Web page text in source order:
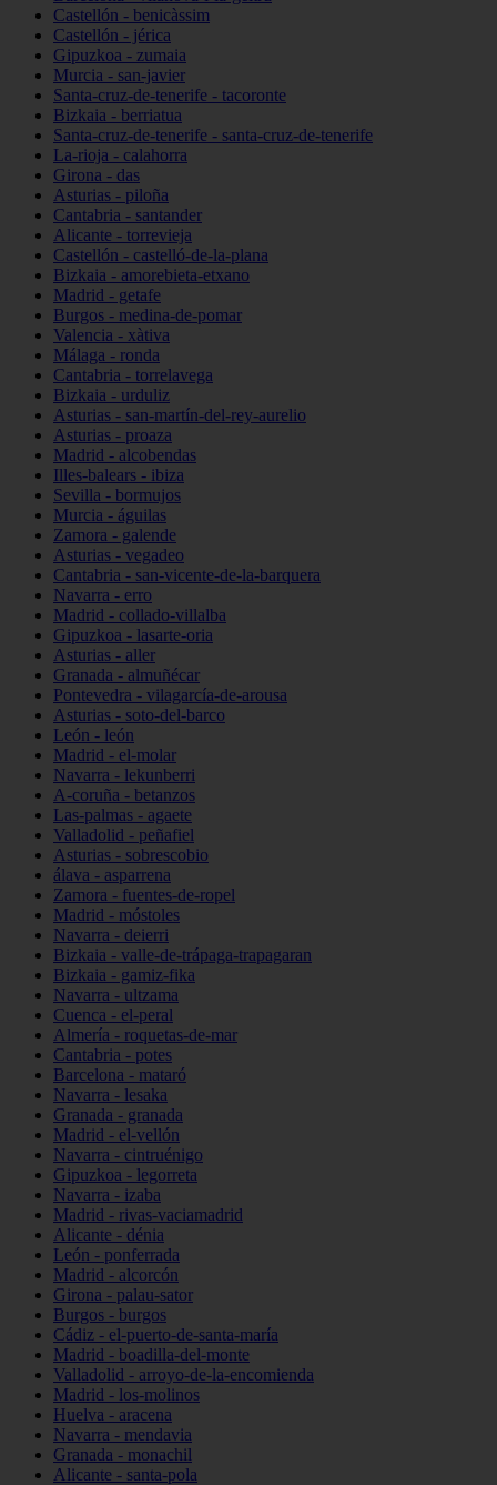
Castellón - benicàssim
Castellón - jérica
Gipuzkoa - zumaia
Murcia - san-javier
Santa-cruz-de-tenerife - tacoronte
Bizkaia - berriatua
Santa-cruz-de-tenerife - santa-cruz-de-tenerife
La-rioja - calahorra
Girona - das
Asturias - piloña
Cantabria - santander
Alicante - torrevieja
Castellón - castelló-de-la-plana
Bizkaia - amorebieta-etxano
Madrid - getafe
Burgos - medina-de-pomar
Valencia - xàtiva
Málaga - ronda
Cantabria - torrelavega
Bizkaia - urduliz
Asturias - san-martín-del-rey-aurelio
Asturias - proaza
Madrid - alcobendas
Illes-balears - ibiza
Sevilla - bormujos
Murcia - águilas
Zamora - galende
Asturias - vegadeo
Cantabria - san-vicente-de-la-barquera
Navarra - erro
Madrid - collado-villalba
Gipuzkoa - lasarte-oria
Asturias - aller
Granada - almuñécar
Pontevedra - vilagarcía-de-arousa
Asturias - soto-del-barco
León - león
Madrid - el-molar
Navarra - lekunberri
A-coruña - betanzos
Las-palmas - agaete
Valladolid - peñafiel
Asturias - sobrescobio
álava - asparrena
Zamora - fuentes-de-ropel
Madrid - móstoles
Navarra - deierri
Bizkaia - valle-de-trápaga-trapagaran
Bizkaia - gamiz-fika
Navarra - ultzama
Cuenca - el-peral
Almería - roquetas-de-mar
Cantabria - potes
Barcelona - mataró
Navarra - lesaka
Granada - granada
Madrid - el-vellón
Navarra - cintruénigo
Gipuzkoa - legorreta
Navarra - izaba
Madrid - rivas-vaciamadrid
Alicante - dénia
León - ponferrada
Madrid - alcorcón
Girona - palau-sator
Burgos - burgos
Cádiz - el-puerto-de-santa-maría
Madrid - boadilla-del-monte
Valladolid - arroyo-de-la-encomienda
Madrid - los-molinos
Huelva - aracena
Navarra - mendavia
Granada - monachil
Alicante - santa-pola